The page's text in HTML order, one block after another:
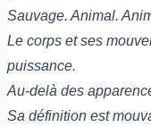
Sauvage. Animal.
Le corps et ses
puissance.
Au-delà des
Sa définition est